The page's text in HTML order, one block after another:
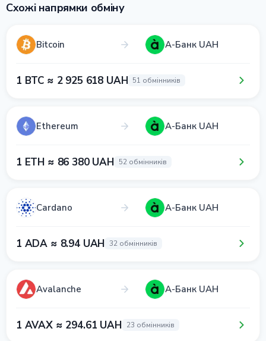
Схожі напрямки обміну
Bitcoin А-Банк UAH
1 BTC ≈ 2 925 618 UAH 51 обмінників
Ethereum А-Банк UAH
1 ETH ≈ 86 380 UAH 52 обмінників
Cardano А-Банк UAH
1 ADA ≈ 8.94 UAH 32 обмінників
Avalanche А-Банк UAH
1 AVAX ≈ 294.61 UAH 23 обмінників